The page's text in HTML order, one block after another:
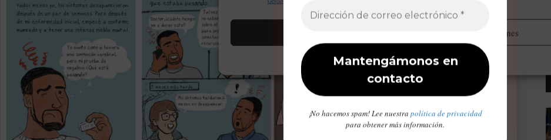
Administrar opciones
Opt-out preferences Declaración de privacidad Aviso Legal / Imprint
¡No hacemos spam! Lee nuestra política de privacidad
para obtener más información.